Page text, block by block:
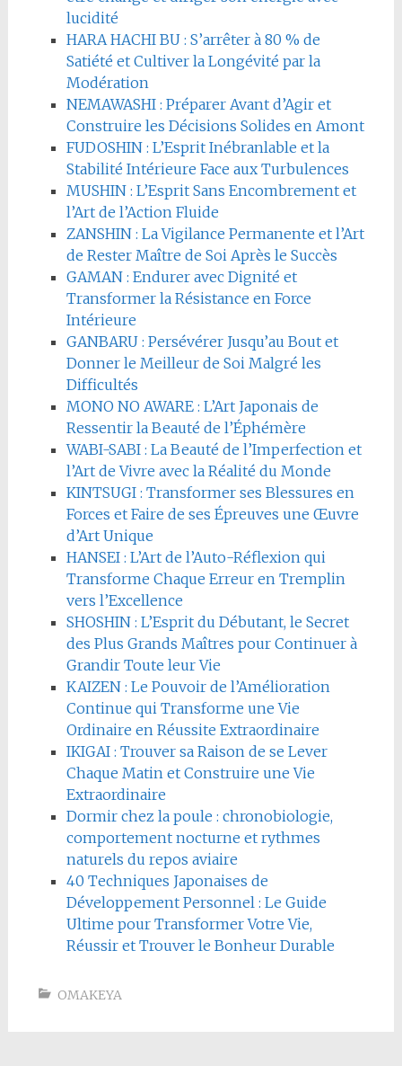
lucidité
HARA HACHI BU : S’arrêter à 80 % de
Satiété et Cultiver la Longévité par la
Modération
NEMAWASHI : Préparer Avant d’Agir et
Construire les Décisions Solides en Amont
FUDOSHIN : L’Esprit Inébranlable et la
Stabilité Intérieure Face aux Turbulences
MUSHIN : L’Esprit Sans Encombrement et
l’Art de l’Action Fluide
ZANSHIN : La Vigilance Permanente et l’Art
de Rester Maître de Soi Après le Succès
GAMAN : Endurer avec Dignité et
Transformer la Résistance en Force
Intérieure
GANBARU : Persévérer Jusqu’au Bout et
Donner le Meilleur de Soi Malgré les
Difficultés
MONO NO AWARE : L’Art Japonais de
Ressentir la Beauté de l’Éphémère
WABI-SABI : La Beauté de l’Imperfection et
l’Art de Vivre avec la Réalité du Monde
KINTSUGI : Transformer ses Blessures en
Forces et Faire de ses Épreuves une Œuvre
d’Art Unique
HANSEI : L’Art de l’Auto-Réflexion qui
Transforme Chaque Erreur en Tremplin
vers l’Excellence
SHOSHIN : L’Esprit du Débutant, le Secret
des Plus Grands Maîtres pour Continuer à
Grandir Toute leur Vie
KAIZEN : Le Pouvoir de l’Amélioration
Continue qui Transforme une Vie
Ordinaire en Réussite Extraordinaire
IKIGAI : Trouver sa Raison de se Lever
Chaque Matin et Construire une Vie
Extraordinaire
Dormir chez la poule : chronobiologie,
comportement nocturne et rythmes
naturels du repos aviaire
40 Techniques Japonaises de
Développement Personnel : Le Guide
Ultime pour Transformer Votre Vie,
Réussir et Trouver le Bonheur Durable
OMAKEYA